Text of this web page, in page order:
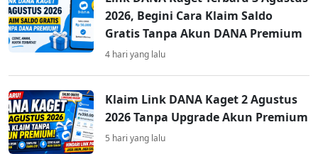
2026, Begini Cara Klaim Saldo
Gratis Tanpa Akun DANA Premium
4 hari yang lalu
Klaim Link DANA Kaget 2 Agustus
2026 Tanpa Upgrade Akun Premium
5 hari yang lalu